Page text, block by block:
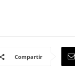
Compartir